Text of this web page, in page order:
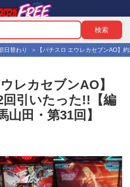
日替わり 【パチスロ エウレカセブンAO
レカセブンAO】
回引いたった!!【編
田・第31回】